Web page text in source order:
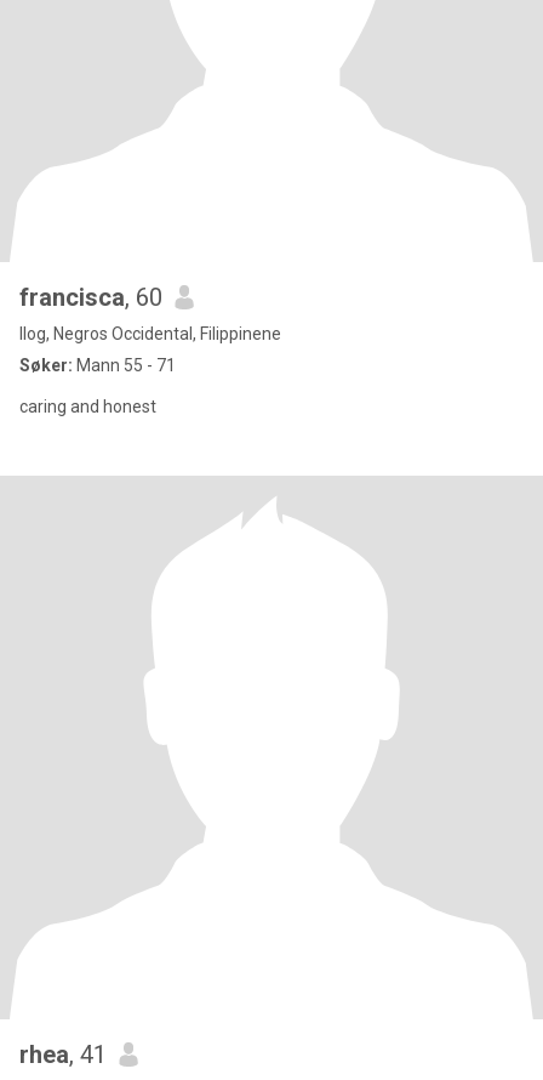
francisca, 60
Ilog, Negros Occidental, Filippinene
Søker: Mann 55 - 71
caring and honest
rhea, 41